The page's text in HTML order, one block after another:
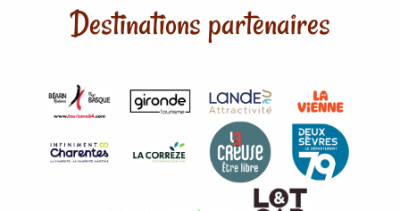
Destinations partenaires